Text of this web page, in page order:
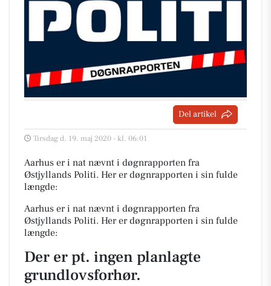
Del artikel
Tirsdag d. 19. maj 2020 - kl. 06:01
Aarhus er i nat nævnt i døgnrapporten fra
Østjyllands Politi. Her er døgnrapporten i sin fulde
længde:
Aarhus er i nat nævnt i døgnrapporten fra
Østjyllands Politi. Her er døgnrapporten i sin fulde
længde:
Der er pt. ingen planlagte
grundlovsforhør.